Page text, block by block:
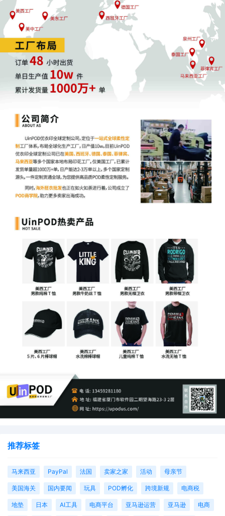
推荐标签
马来西亚 PayPal 法国 卖家之家 活动 母亲节
美国海关 国内要闻 玩具 POD孵化 跨境新规 电商税
地垫 日本 AI工具 电商平台 亚马逊运营 亚马逊 电商